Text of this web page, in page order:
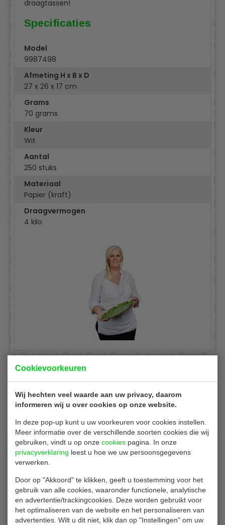
Cookievoorkeuren
Wij hechten veel waarde aan uw privacy, daarom
informeren wij u over cookies op onze website.
In deze pop-up kunt u uw voorkeuren voor cookies instellen.
Meer informatie over de verschillende soorten cookies die wij
gebruiken, vindt u op onze cookies pagina. In onze
privacyverklaring leest u hoe we uw persoonsgegevens
verwerken.
Door op "Akkoord" te klikken, geeft u toestemming voor het
gebruik van alle cookies, waaronder functionele, analytische
en advertentie/trackingcookies. Deze worden gebruikt voor
het optimaliseren van de website en het personaliseren van
advertenties. Wilt u dit niet, klik dan op "Instellingen" om uw
draagtassen!
Specificaties
Model
9987498
Afmeting H x B x D
27 x 26 x 17 cm
Grams
70 grams
Kleur
Wit
Aantal
250 stuks
Materiaal
Papier (kraft)
Draagvermogen
4 kilo
Gerelateerde producten
DS menuboxen
Menuboxen | suikerriet | maten 23 x 23 x H8 cm |